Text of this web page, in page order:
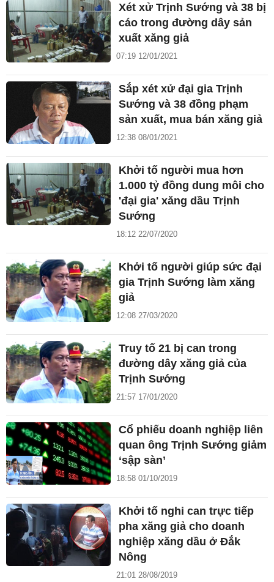
Xét xử Trịnh Sướng và 38 bị
cáo trong đường dây sản
xuất xăng giả
07:19 12/01/2021
Sắp xét xử đại gia Trịnh
Sướng và 38 đồng phạm
sản xuất, mua bán xăng giả
12:38 08/01/2021
Khởi tố người mua hơn
1.000 tỷ đồng dung môi cho
'đại gia' xăng dầu Trịnh
Sướng
18:12 22/07/2020
Khởi tố người giúp sức đại
gia Trịnh Sướng làm xăng
giả
12:08 27/03/2020
Truy tố 21 bị can trong
đường dây xăng giả của
Trịnh Sướng
21:57 17/01/2020
Cổ phiếu doanh nghiệp liên
quan ông Trịnh Sướng giảm
‘sập sàn’
18:58 01/10/2019
Khởi tố nghi can trực tiếp
pha xăng giả cho doanh
nghiệp xăng dầu ở Đắk
Nông
21:01 28/08/2019